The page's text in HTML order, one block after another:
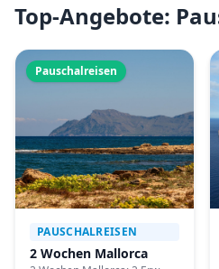
Top-Angebote:
Pauschalreisen
PAUSCHALREISEN
2 Wochen Mallorca